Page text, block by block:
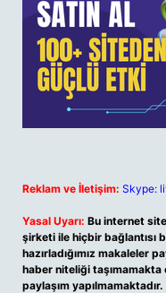
Reklam ve İletişim: Skype:
Yasal Uyarı: Bu internet
şirketi ile hiçbir bağlantısı
hazırladığımız makaleler
haber niteliği taşımamakta
paylaşım